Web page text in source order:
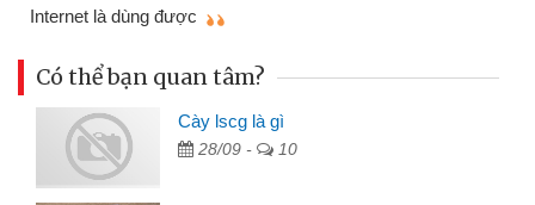
Có thể bạn quan tâm?
Cày lscg là gì
28/09 - 10